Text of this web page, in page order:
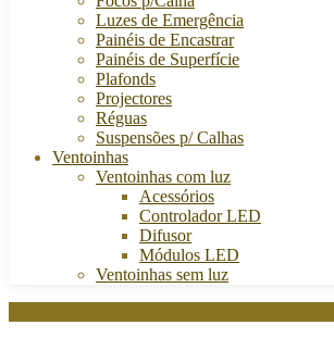
Luzes de Emergência
Painéis de Encastrar
Painéis de Superfície
Plafonds
Projectores
Réguas
Suspensões p/ Calhas
Ventoinhas
Ventoinhas com luz
Acessórios
Controlador LED
Difusor
Módulos LED
Ventoinhas sem luz